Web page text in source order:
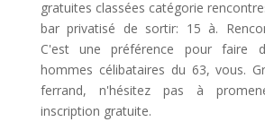
gratuites classées catégorie
bar privatisé de sortir: 15 à.
C'est une préférence pour faire
hommes célibataires du 63, vous.
ferrand, n'hésitez pas à
inscription gratuite.